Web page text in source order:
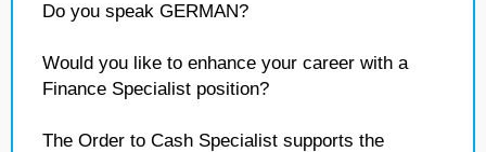
Do you speak GERMAN?
Would you like to enhance your career with a
Finance Specialist position?
The Order to Cash Specialist supports the